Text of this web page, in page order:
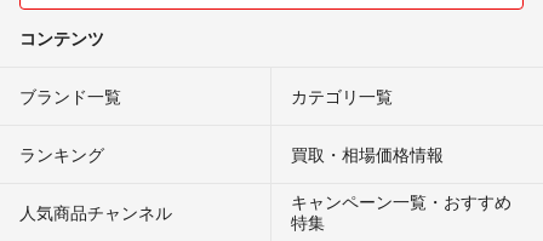
コンテンツ
ブランド一覧 カテゴリ一覧
ランキング 買取・相場価格情報
人気商品チャンネル
キャンペーン一覧・おすすめ
特集